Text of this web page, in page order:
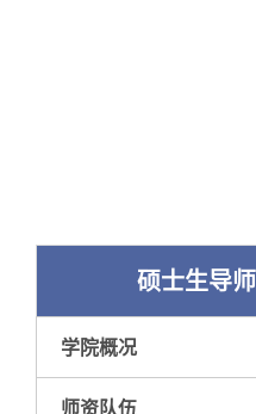
硕士生导师
学院概况
师资队伍